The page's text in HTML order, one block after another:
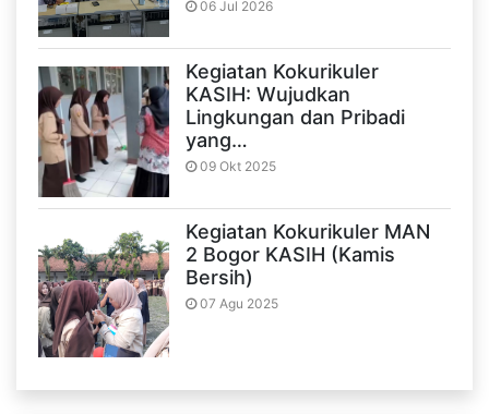
06 Jul 2026
Kegiatan Kokurikuler
KASIH: Wujudkan
Lingkungan dan Pribadi
yang…
09 Okt 2025
Kegiatan Kokurikuler MAN
2 Bogor KASIH (Kamis
Bersih)
07 Agu 2025